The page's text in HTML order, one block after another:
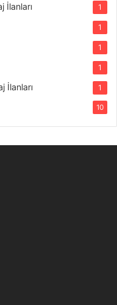
İlanları 1
1
1
1
İlanları 1
10